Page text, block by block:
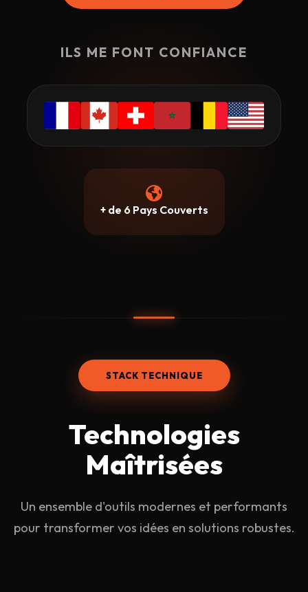
ILS ME FONT CONFIANCE
+ de 6 Pays Couverts
STACK TECHNIQUE
Technologies
Maîtrisées
Un ensemble d'outils modernes et performants
pour transformer vos idées en solutions robustes.